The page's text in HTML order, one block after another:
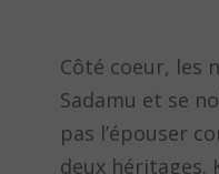
Côté coeur, les
Sadamu et se
pas l’épouser
deux héritages.